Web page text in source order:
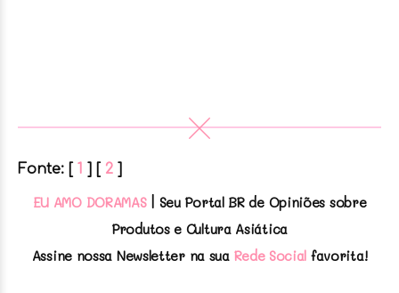
Fonte: [ 1 ] [ 2 ]
EU AMO DORAMAS
| Seu Portal BR de Opiniões sobre
Produtos e Cultura Asiática
Assine nossa Newsletter na sua Rede Social favorita!